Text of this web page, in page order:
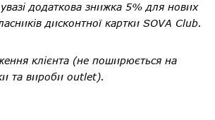
додаткова знижка 5% для нових
дисконтної картки SOVA Club.
клієнта (не поширюється на
та вироби outlet).